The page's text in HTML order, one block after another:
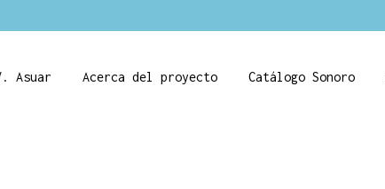
Asuar Acerca del proyecto Catálogo Sonoro